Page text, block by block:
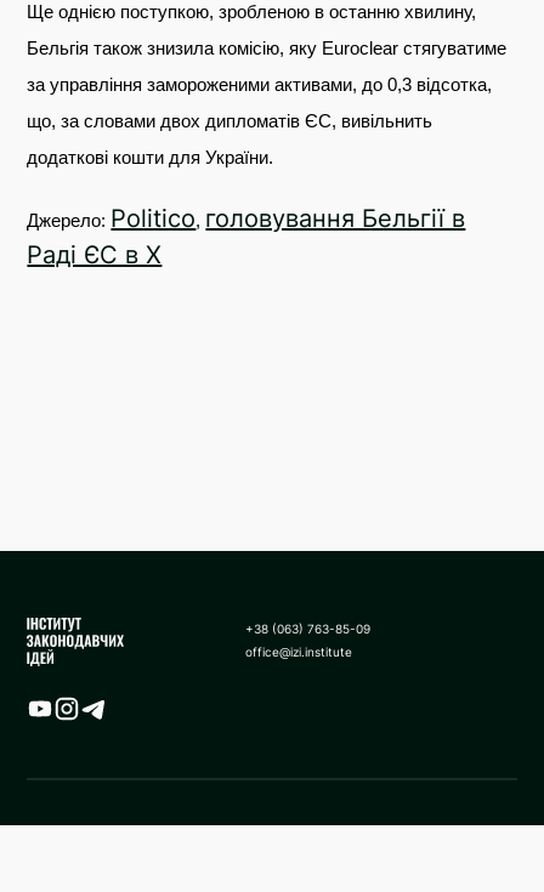
Ще однією поступкою, зробленою в останню хвилину,
Бельгія також знизила комісію, яку Euroclear стягуватиме
за управління замороженими активами, до 0,3 відсотка,
що, за словами двох дипломатів ЄС, вивільнить
додаткові кошти для України.
Джерело: Politico, головування Бельгії в
Раді ЄС в Х
+38 (063) 763-85-09
office@izi.institute